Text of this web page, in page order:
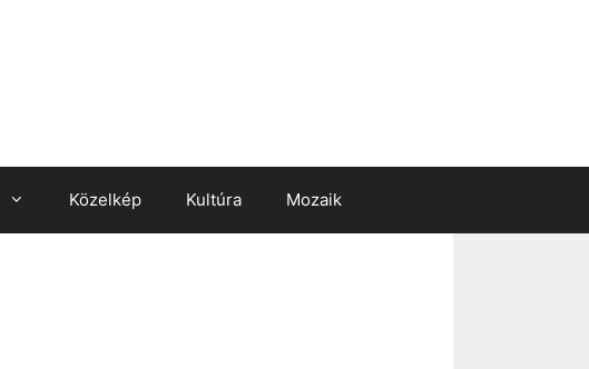
Közelkép Kultúra Mozaik